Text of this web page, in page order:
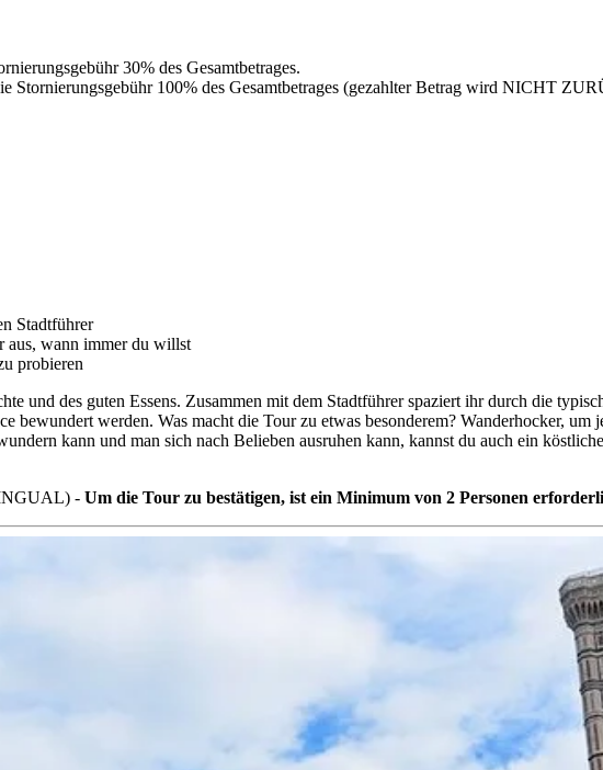
30% des Gesamtbetrages.
Stornierungsgebühr 100% des Gesamtbetrages (gezahlter Betrag wird NICHT
Stadtführer
aus, wann immer du willst
probieren
und des guten Essens. Zusammen mit dem Stadtführer spaziert ihr durch die
bewundert werden. Was macht die Tour zu etwas besonderem? Wanderhocker, um
kann und man sich nach Belieben ausruhen kann, kannst du auch ein
- Um die Tour zu bestätigen, ist ein Minimum von 2 Personen